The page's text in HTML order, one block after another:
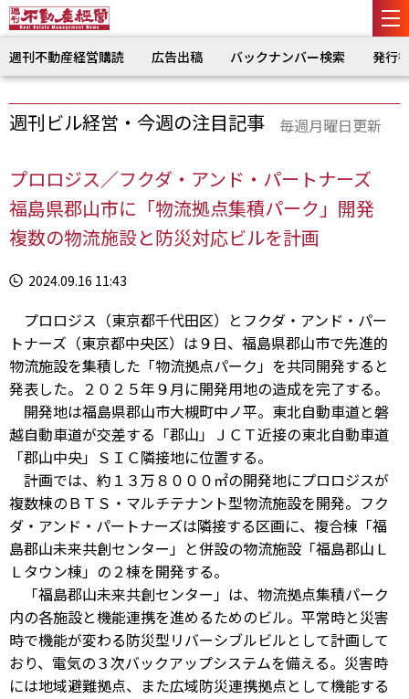
週刊不動産経営購読 広告出稿 バックナンバー検索 発行
週刊ビル経営・今週の注目記事 毎週月曜日更新
プロロジス／フクダ・アンド・パートナーズ
福島県郡山市に「物流拠点集積パーク」開発
複数の物流施設と防災対応ビルを計画
2024.09.16 11:43
プロロジス（東京都千代田区）とフクダ・アンド・パー
トナーズ（東京都中央区）は９日、福島県郡山市で先進的
物流施設を集積した「物流拠点パーク」を共同開発すると
発表した。２０２５年９月に開発用地の造成を完了する。
開発地は福島県郡山市大槻町中ノ平。東北自動車道と磐
越自動車道が交差する「郡山」ＪＣＴ近接の東北自動車道
「郡山中央」ＳＩＣ隣接地に位置する。
計画では、約１３万８０００㎡の開発地にプロロジスが
複数棟のＢＴＳ・マルチテナント型物流施設を開発。フク
ダ・アンド・パートナーズは隣接する区画に、複合棟「福
島郡山未来共創センター」と併設の物流施設「福島郡山Ｌ
Ｌタウン棟」の２棟を開発する。
「福島郡山未来共創センター」は、物流拠点集積パーク
内の各施設と機能連携を進めるためのビル。平常時と災害
時で機能が変わる防災型リバーシブルビルとして計画して
おり、電気の３次バックアップシステムを備える。災害時
には地域避難拠点、また広域防災連携拠点として機能する